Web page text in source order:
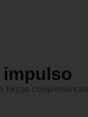
impulso
forças